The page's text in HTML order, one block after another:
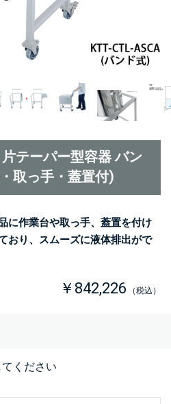
片テーパー型容器 バン
取っ手・蓋置付)
に作業台や取っ手、蓋置を付け
おり、スムーズに液体排出がで
￥842,226 （税込）
ください